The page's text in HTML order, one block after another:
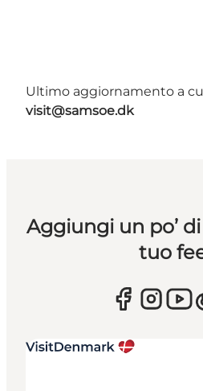
Ultimo aggiornamento a
visit@samsoe.dk
Aggiungi un po’
tuo